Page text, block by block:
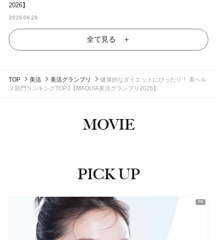
2026】
2026.06.29
全て見る ＋
TOP 美活 美活グランプリ
健康的なダイエットにぴったり！ 美ヘル
ス部門ランキングTOP3【MAQUIA美活グランプリ2026】
MOVIE
PICK UP